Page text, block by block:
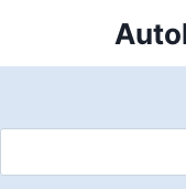
springen